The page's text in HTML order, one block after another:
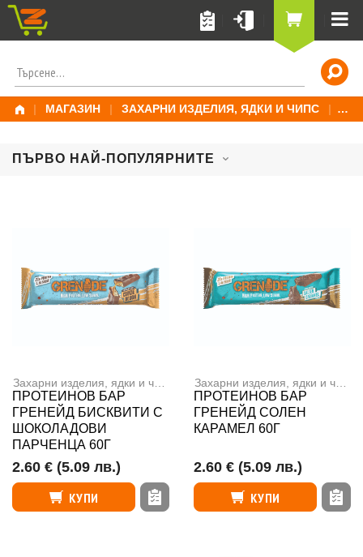
Skip
ПОТЪРСИ
ЗА:
| МАГАЗИН | ЗАХАРНИ ИЗДЕЛИЯ, ЯДКИ И ЧИПС |
ПЪРВО НАЙ-ПОПУЛЯРНИТЕ
Протеинови
ПРОТЕИНОВ БАР
ГРЕНЕЙД БИСКВИТИ С
ШОКОЛАДОВИ
ПАРЧЕНЦА 60Г
2.60 € (5.09 лв.)
КУПИ
ПРОТЕИНОВ БАР
ГРЕНЕЙД СОЛЕН
КАРАМЕЛ 60Г
2.60 € (5.09 лв.)
КУПИ